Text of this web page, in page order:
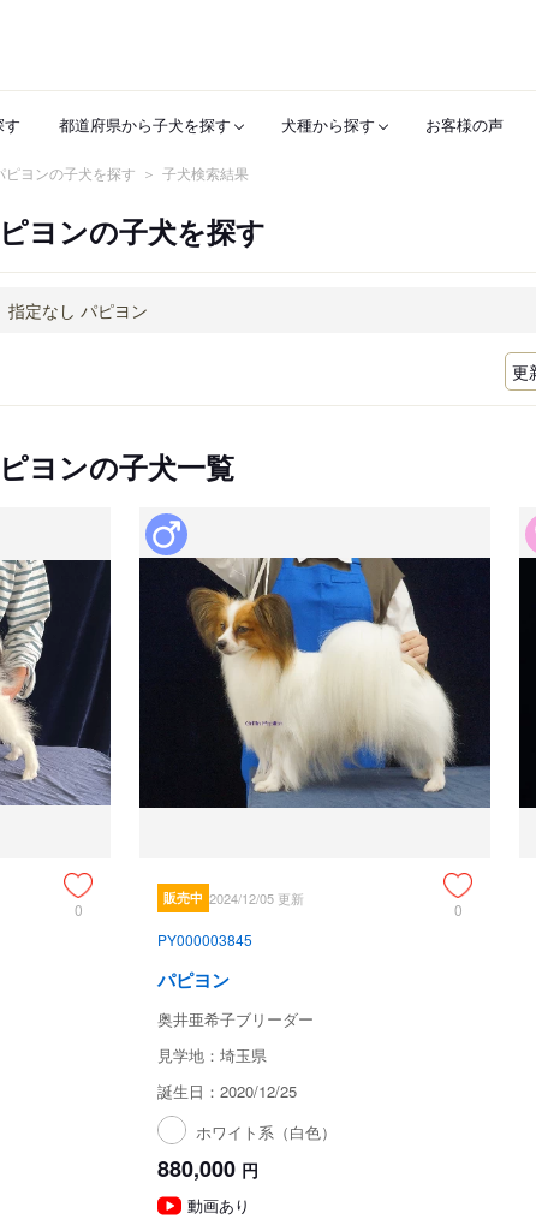
す 都道府県から子犬を探す 犬種から探す お客様の声
ピヨンの子犬を探す 子犬検索結果
ヨンの子犬を探す
ヨンの子犬一覧
0
販売中 2024/12/05 更新
0
PY000003845
パピヨン
奥井亜希子ブリーダー
見学地：埼玉県
誕生日：2020/12/25
ホワイト系（白色）
880,000 円
動画あり